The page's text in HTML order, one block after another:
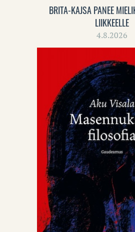
BRITA-KAJSA PANEE
LIIKKEELLE
4.8.2026